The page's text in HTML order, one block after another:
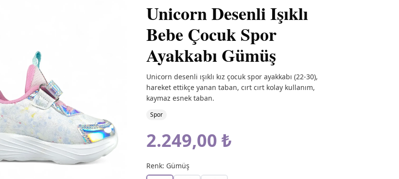
Unicorn Desenli Işıklı
Bebe Çocuk Spor
Ayakkabı Gümüş
Unicorn desenli ışıklı kız çocuk spor ayakkabı (22-30),
hareket ettikçe yanan taban, cırt cırt kolay kullanım,
kaymaz esnek taban.
Spor
2.249,00 ₺
Renk: Gümüş